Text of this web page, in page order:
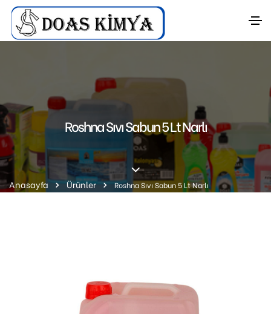
Roshna Sıvı Sabun 5 Lt Narlı
Anasayfa Ürünler Roshna Sıvı Sabun 5 Lt Narlı